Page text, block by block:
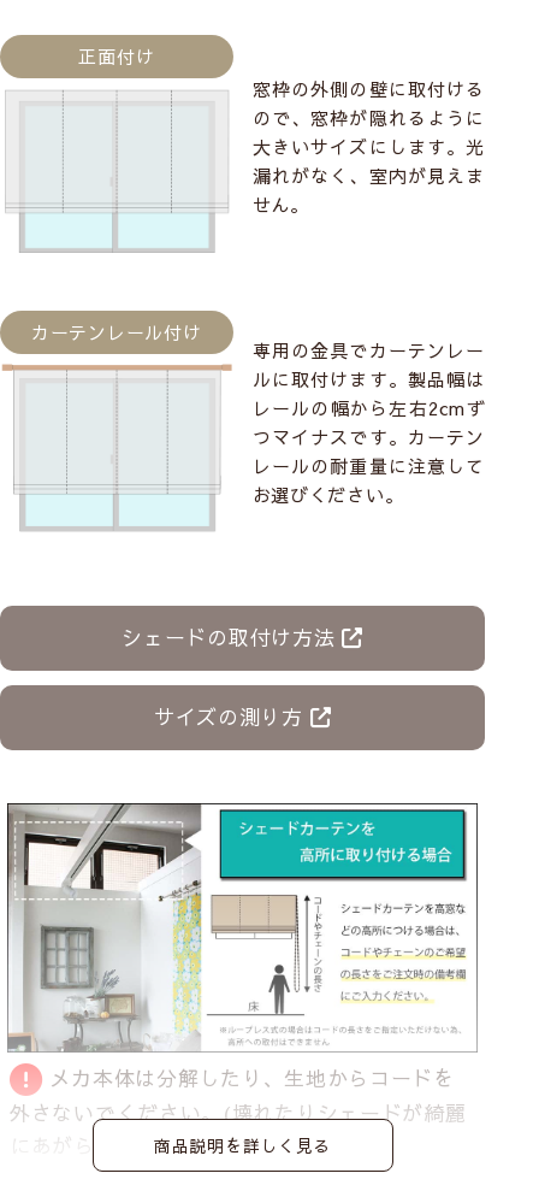
正面付け
窓枠の外側の壁に取付ける
ので、窓枠が隠れるように
大きいサイズにします。光
漏れがなく、室内が見えま
せん。
カーテンレール付け
専用の金具でカーテンレー
ルに取付けます。製品幅は
レールの幅から左右2cmず
つマイナスです。カーテン
レールの耐重量に注意して
お選びください。
シェードの取付け方法
サイズの測り方
メカ本体は分解したり、生地からコードを
外さないでください。(壊れたりシェードが綺麗
にあがらなくなる恐れがあります)
商品説明を詳しく見る